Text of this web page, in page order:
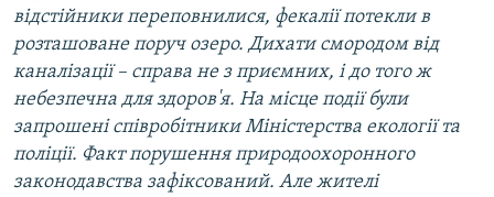
відстійники переповнилися, фекалії потекли в
розташоване поруч озеро. Дихати смородом від
каналізації – справа не з приємних, і до того ж
небезпечна для здоров'я. На місце події були
запрошені співробітники Міністерства екології та
поліції. Факт порушення природоохоронного
законодавства зафіксований. Але жителі